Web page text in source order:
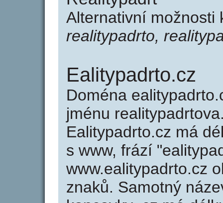
Alternativní možnosti
realitypadrto,
Ealitypadrto.cz
Doména
jménu
Ealitypadrto.cz má
s www, frází
www.ealitypadrto.cz
znaků. Samotný